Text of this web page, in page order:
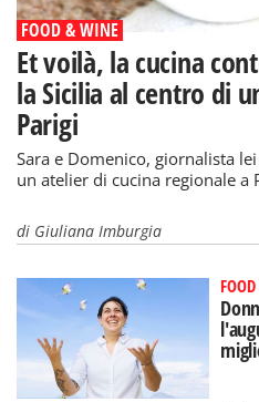
FOOD & WINE
Et voilà, la cucina
la Sicilia al centro di
Parigi
Sara e Domenico, giornalista
un atelier di cucina regionale a
di Giuliana Imburgia